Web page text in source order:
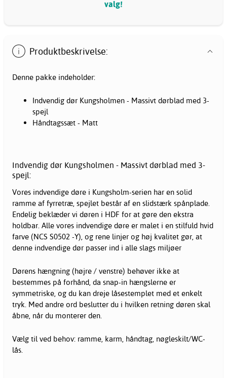
valg!
Produktbeskrivelse:
Denne pakke indeholder:
Indvendig dør Kungsholmen - Massivt dørblad med 3-
spejl
Håndtagssæt - Matt
Indvendig dør Kungsholmen - Massivt dørblad med 3-
spejl:
Vores indvendige døre i Kungsholm-serien har en solid
ramme af fyrretræ, spejlet består af en slidstærk spånplade.
Endelig beklæder vi døren i HDF for at gøre den ekstra
holdbar. Alle vores indvendige døre er malet i en stilfuld hvid
farve (NCS S0502 -Y), og rene linjer og høj kvalitet gør, at
denne indvendige dør passer ind i alle slags miljøer
Dørens hængning (højre / venstre) behøver ikke at
bestemmes på forhånd, da snap-in hængslerne er
symmetriske, og du kan dreje låsestemplet med et enkelt
tryk. Med andre ord beslutter du i hvilken retning døren skal
åbne, når du monterer den.
Vælg til ved behov: ramme, karm, håndtag, nøgleskilt/WC-
lås.